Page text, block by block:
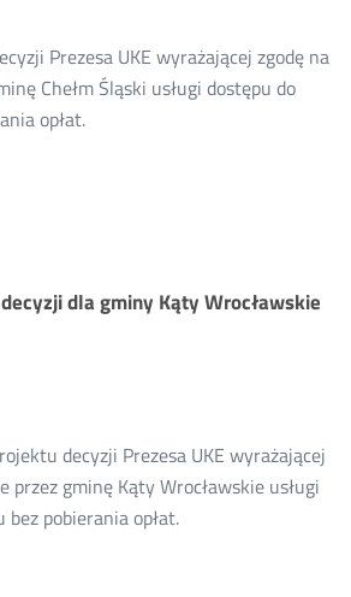
Prezesa UKE wyrażającej zgodę na
Chełm Śląski usługi dostępu do
opłat.
dla gminy Kąty Wrocławskie
decyzji Prezesa UKE wyrażającej
przez gminę Kąty Wrocławskie usługi
pobierania opłat.